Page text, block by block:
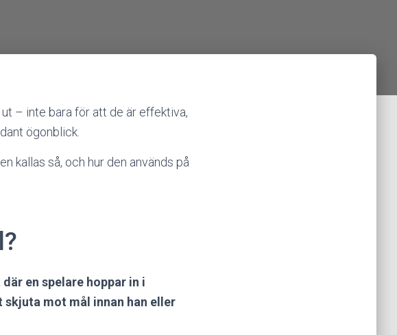
– inte bara för att de är effektiva,
ögonblick.
kallas så, och hur den används på
en spelare hoppar in i
mot mål innan han eller